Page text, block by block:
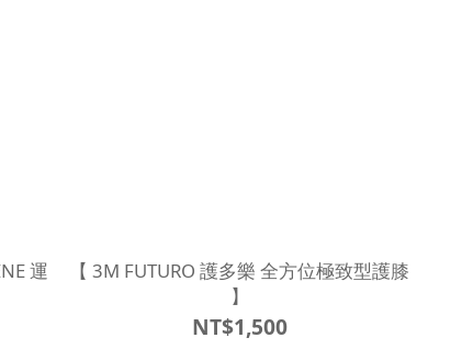
運
【 3M FUTURO 護多樂 全方位極致型護膝
】
NT$1,500